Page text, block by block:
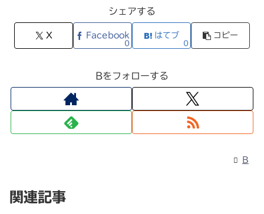
シェアする
X Facebook
0
はてブ
0
コピー
Bをフォローする
B
関連記事